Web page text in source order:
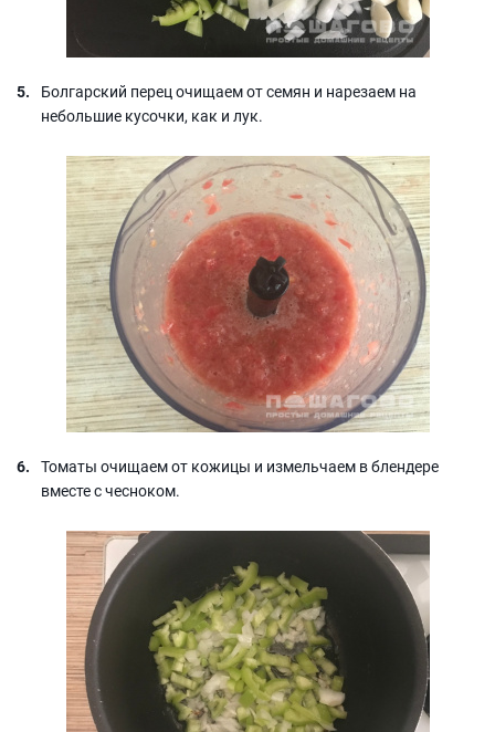
Болгарский перец очищаем от семян и нарезаем на
небольшие кусочки, как и лук.
Томаты очищаем от кожицы и измельчаем в блендере
вместе с чесноком.